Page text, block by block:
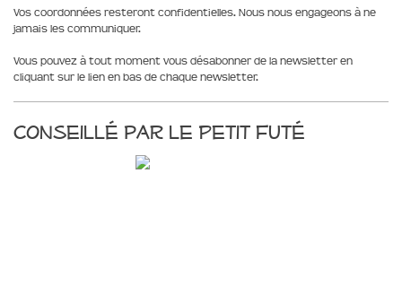
Vos coordonnées resteront confidentielles. Nous nous engageons à ne
jamais les communiquer.
Vous pouvez à tout moment vous désabonner de la newsletter en
cliquant sur le lien en bas de chaque newsletter.
Conseillé par le Petit Futé